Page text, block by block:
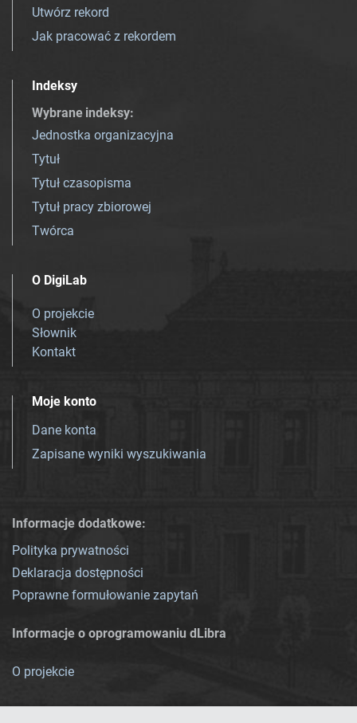
Utwórz rekord
Jak pracować z rekordem
Indeksy
Wybrane indeksy:
Jednostka organizacyjna
Tytuł
Tytuł czasopisma
Tytuł pracy zbiorowej
Twórca
O DigiLab
O projekcie
Słownik
Kontakt
Moje konto
Dane konta
Zapisane wyniki wyszukiwania
Informacje dodatkowe:
Polityka prywatności
Deklaracja dostępności
Poprawne formułowanie zapytań
Informacje o oprogramowaniu dLibra
O projekcie